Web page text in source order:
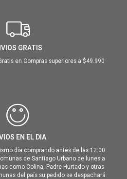
GRATIS
en Compras superiores a $49.990
EN EL DIA
día comprando antes de las 12:00
de Santiago Urbano de lunes a
como Colina, Padre Hurtado y otras
del país su pedido se despachará